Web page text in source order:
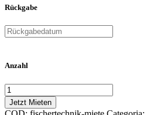
Rückgabe
Anzahl
Jetzt Mieten